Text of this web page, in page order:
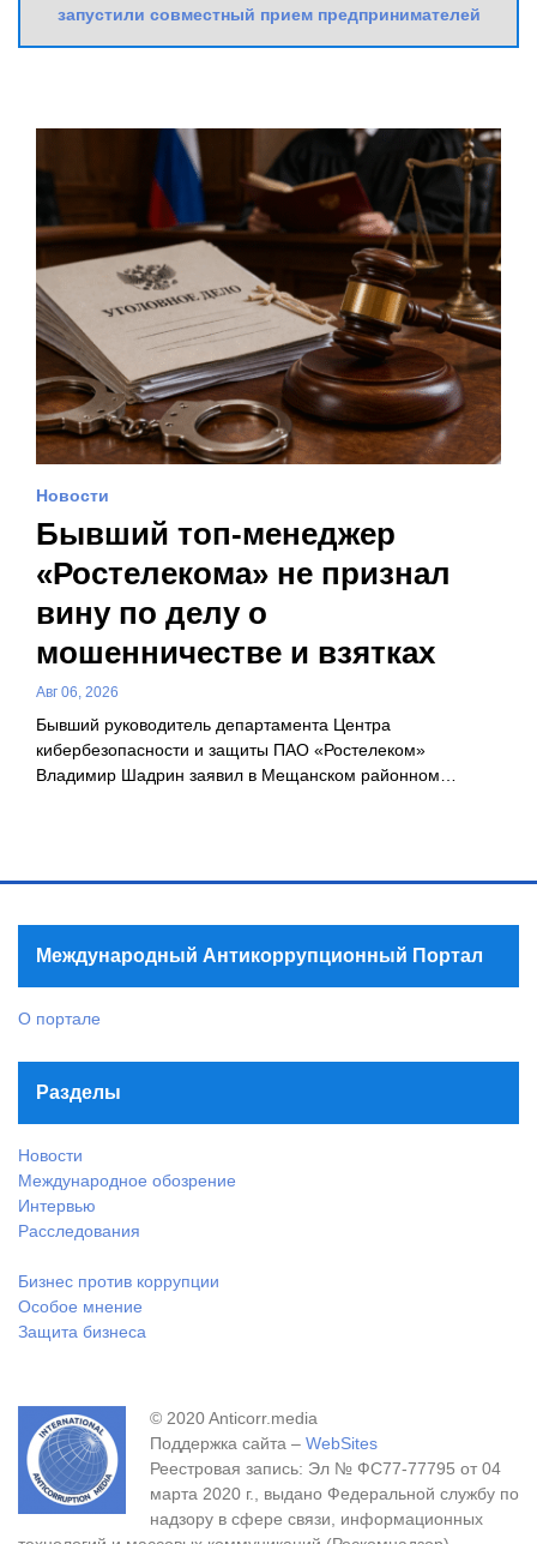
запустили совместный прием предпринимателей
Новости
Бывший топ-менеджер
«Ростелекома» не признал
вину по делу о
мошенничестве и взятках
Авг 06, 2026
Бывший руководитель департамента Центра
кибербезопасности и защиты ПАО «Ростелеком»
Владимир Шадрин заявил в Мещанском районном…
Международный Антикоррупционный Портал
О портале
Разделы
Новости
Международное обозрение
Интервью
Расследования
Бизнес против коррупции
Особое мнение
Защита бизнеса
© 2020 Anticorr.media
Поддержка сайта – WebSites
Реестровая запись: Эл № ФС77-77795 от 04
марта 2020 г., выдано Федеральной службу по
надзору в сфере связи, информационных